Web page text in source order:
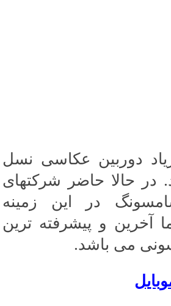
دوربین عکاسی نسل
در حالا حاضر شرکتهای
در این زمینه
آخرین و پیشرفته ترین
می باشد.